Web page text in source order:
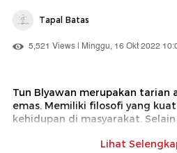
Tapal Batas
5,521 Views | Minggu, 16 Okt 2022
Tun Blyawan merupakan
emas. Memiliki filosofi yang
kehidupan di masyarakat.
Lihat